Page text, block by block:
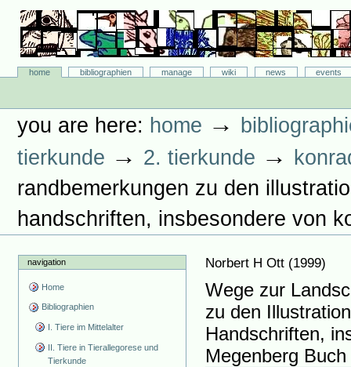
content.
navigation
Bibliographie-Portal
Sectionshome bibliographien manage wiki news
events
you are here: home →
tierkunde → 2. tierkunde →
randbemerkungen zu den
handschriften, insbesondere von
navigation
Home
Bibliographien
I. Tiere im Mittelalter
II. Tiere in Tierallegorese und
Tierkunde
Norbert H Ott (1999)
Wege zur
zu den
Handschriften,
Megenberg